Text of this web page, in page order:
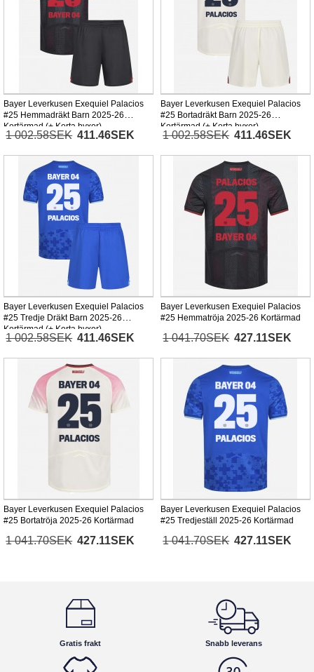
Bayer Leverkusen Exequiel Palacios
#25 Hemmadräkt Barn 2025-26
Kortärmad (+ Korta byxor)
1 002.58SEK 411.46SEK
Bayer Leverkusen Exequiel Palacios
#25 Bortadräkt Barn 2025-26
Kortärmad (+ Korta byxor)
1 002.58SEK 411.46SEK
Bayer Leverkusen Exequiel Palacios
#25 Tredje Dräkt Barn 2025-26
Kortärmad (+ Korta byxor)
1 002.58SEK 411.46SEK
Bayer Leverkusen Exequiel Palacios
#25 Hemmatröja 2025-26 Kortärmad
1 041.70SEK 427.11SEK
Bayer Leverkusen Exequiel Palacios
#25 Bortatröja 2025-26 Kortärmad
1 041.70SEK 427.11SEK
Bayer Leverkusen Exequiel Palacios
#25 Tredjeställ 2025-26 Kortärmad
1 041.70SEK 427.11SEK
Gratis frakt Snabb leverans